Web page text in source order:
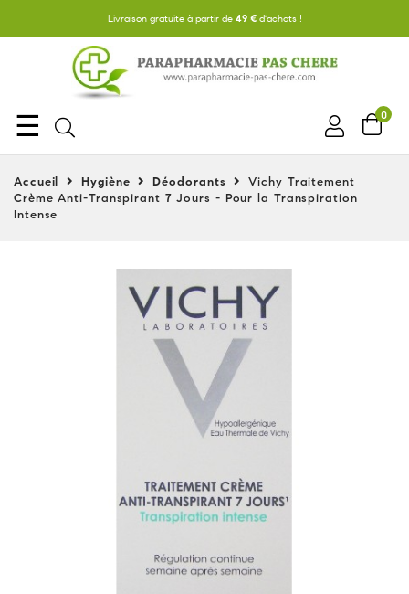
Livraison gratuite à partir de 49 €d'achats !
0
Basculer
la
navigation
☰
Accueil Hygiène Déodorants
Vichy Traitement
Crème Anti-Transpirant 7 Jours - Pour la Transpiration
Intense